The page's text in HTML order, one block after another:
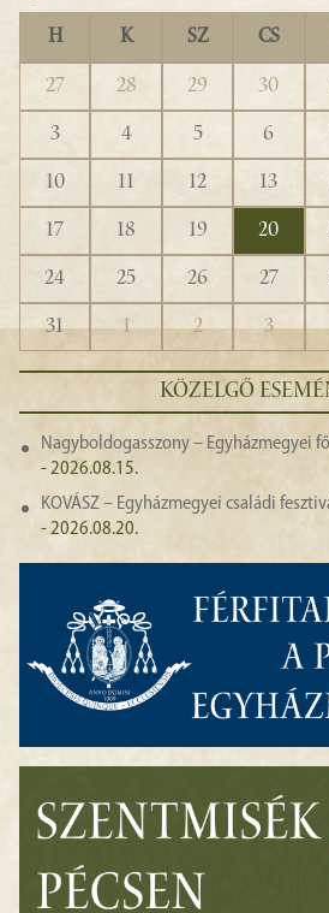
H K SZ CS
27 28 29 30
3
4 5 6
10
11 12 13
17
18 19 20
24
25 26 27
31
1 2 3
KÖZELGŐ
Nagyboldogasszony – Egyházmegyei
- 2026.08.15.
KOVÁSZ – Egyházmegyei családi
- 2026.08.20.